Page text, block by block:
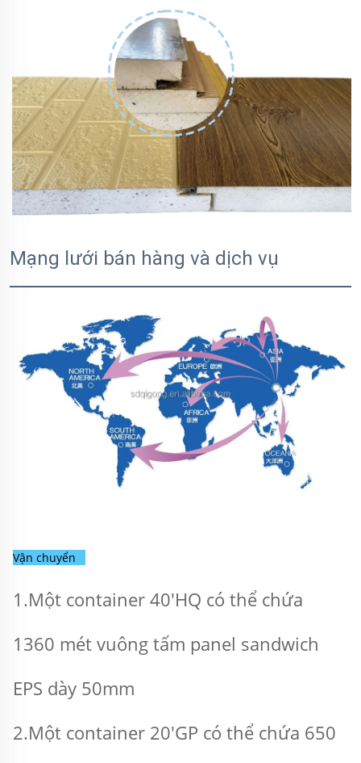
Mạng lưới bán hàng và dịch vụ
Vận chuyển
1.Một container 40'HQ có thể chứa
1360 mét vuông tấm panel sandwich
EPS dày 50mm
2.Một container 20'GP có thể chứa 650